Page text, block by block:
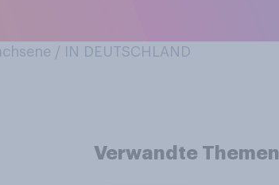
/ IN DEUTSCHLAND
Verwandte Themen